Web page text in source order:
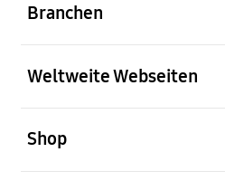
Branchen
Weltweite Webseiten
Shop